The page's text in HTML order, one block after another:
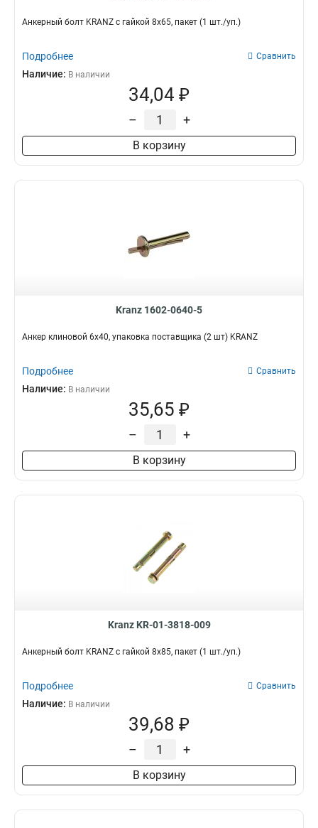
Анкерный болт KRANZ с гайкой 8х65, пакет (1 шт./уп.)
Подробнее Сравнить
Наличие: В наличии
34,04 ₽
– +
В корзину
Kranz 1602-0640-5
Анкер клиновой 6х40, упаковка поставщика (2 шт) KRANZ
Подробнее Сравнить
Наличие: В наличии
35,65 ₽
– +
В корзину
Kranz KR-01-3818-009
Анкерный болт KRANZ с гайкой 8х85, пакет (1 шт./уп.)
Подробнее Сравнить
Наличие: В наличии
39,68 ₽
– +
В корзину